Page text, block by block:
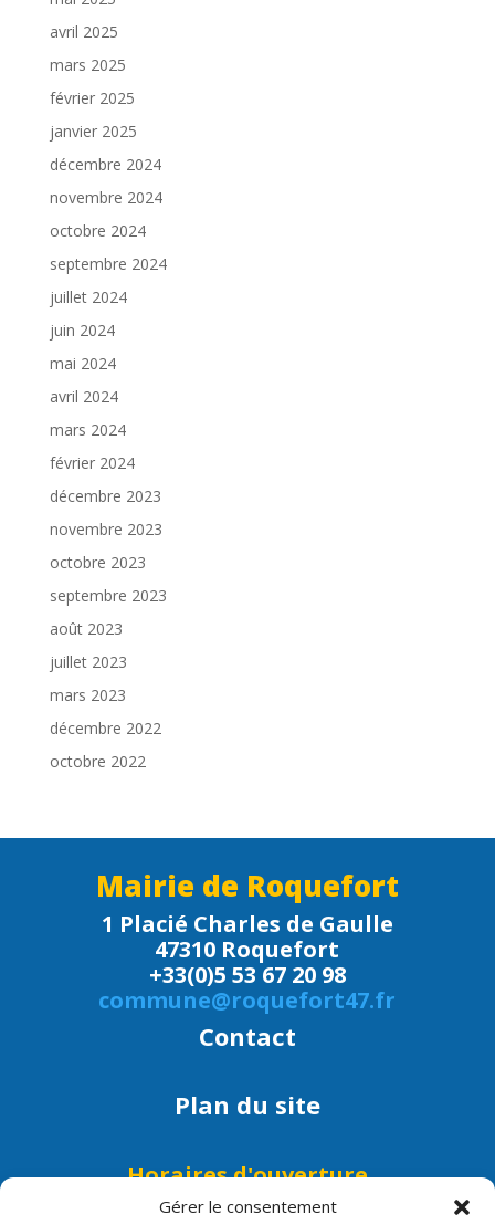
Gérer le consentement
avril 2025
mars 2025
février 2025
janvier 2025
décembre 2024
novembre 2024
octobre 2024
septembre 2024
juillet 2024
juin 2024
mai 2024
avril 2024
mars 2024
février 2024
décembre 2023
novembre 2023
octobre 2023
septembre 2023
août 2023
juillet 2023
mars 2023
décembre 2022
octobre 2022
Mairie de Roquefort
1 Placié Charles de Gaulle
47310 Roquefort
+33(0)5 53 67 20 98
commune@roquefort47.fr
Contact
Plan du site
Horaires d'ouverture
Lundi, mardi, mercredi, jeudi et